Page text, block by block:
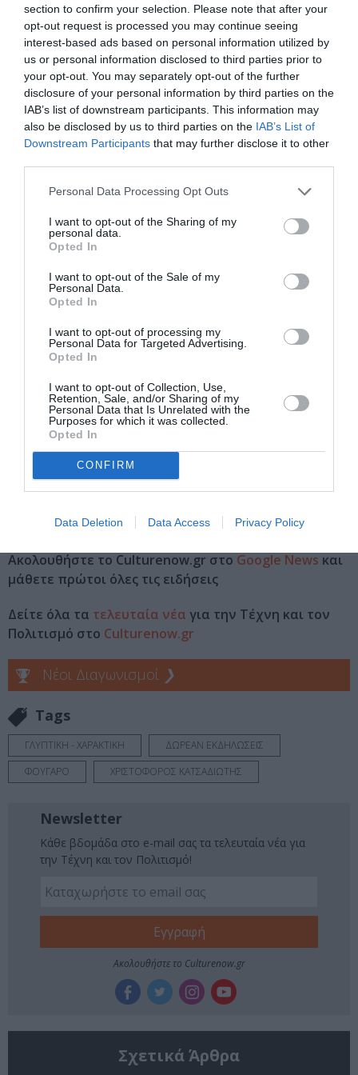
section to confirm your selection. Please note that after your
opt-out request is processed you may continue seeing
interest-based ads based on personal information utilized by
us or personal information disclosed to third parties prior to
your opt-out. You may separately opt-out of the further
disclosure of your personal information by third parties on the
IAB’s list of downstream participants. This information may
also be disclosed by us to third parties on the IAB’s List of
Downstream Participants that may further disclose it to other
Personal Data Processing Opt Outs
I want to opt-out of the Sharing of my
personal data.
Opted In
I want to opt-out of the Sale of my
Personal Data.
Opted In
I want to opt-out of processing my
Personal Data for Targeted Advertising.
Opted In
I want to opt-out of Collection, Use,
Retention, Sale, and/or Sharing of my
Personal Data that Is Unrelated with the
Purposes for which it was collected.
Opted In
CONFIRM
Data Deletion Data Access Privacy Policy
εικαστικά δρώμενα στο Παρίσι. Tο 2015, τα θέατρα
Eurydice, Zérο και Théâtre du Cristal στο Παρίσι
χρησιμοποίησαν χαρακτικά του έργα για την
επικοινωνία των παραστάσεων τους. Είναι μέλος της
Ένωσης Χαρακτών και του Επιμελητηρίου Καλών
Τεχνών Ελλάδος. Κατοικεί και εργάζεται στο Παρίσι και
στην Αθήνα
Ταυτότητα Εκδήλωσης
Από: 07/10/2017
Εγκαίνια: Σάββατο 7 Οκτωβρίου από τις 12 το μεσημέρι
Ώρες λειτουργίας: Τετάρτη με Παρασκευή 11πμ – 3μμ &
5 – 9μμ | Σάββατο & Κυριακή 12μμ – 10μμ
Τοποθεσία:
Φουγάρο, Ασκληπιού 98, Ναύπλιο
Φουγάρο – Ναύπλιο
Eισιτήρια:
Είσοδος ελεύθερη
Ακολουθήστε το Culturenow.gr στο Google News και
μάθετε πρώτοι όλες τις ειδήσεις
Δείτε όλα τα τελευταία νέα για την Τέχνη και τον
Πολιτισμό στο Culturenow.gr
Νέοι Διαγωνισμοί ❯
Tags
ΓΛΥΠΤΙΚΗ - ΧΑΡΑΚΤΙΚΗ
ΔΩΡΕΑΝ ΕΚΔΗΛΩΣΕΙΣ
ΦΟΥΓΑΡΟ
ΧΡΙΣΤΟΦΟΡΟΣ ΚΑΤΣΑΔΙΩΤΗΣ
Newsletter
Κάθε βδομάδα στο e-mail σας τα τελευταία νέα για
την Τέχνη και τον Πολιτισμό!
Ακολουθήστε το Culturenow.gr
Σχετικά Άρθρα